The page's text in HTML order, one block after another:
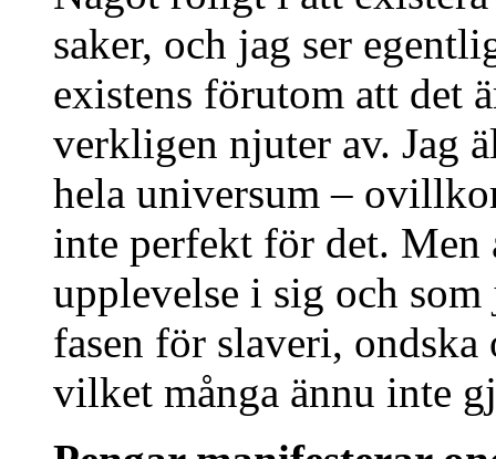
saker, och jag ser
existens förutom att det
verkligen njuter av. Jag
hela universum –
inte perfekt för det.
upplevelse i sig och som
fasen för slaveri,
vilket många ännu inte